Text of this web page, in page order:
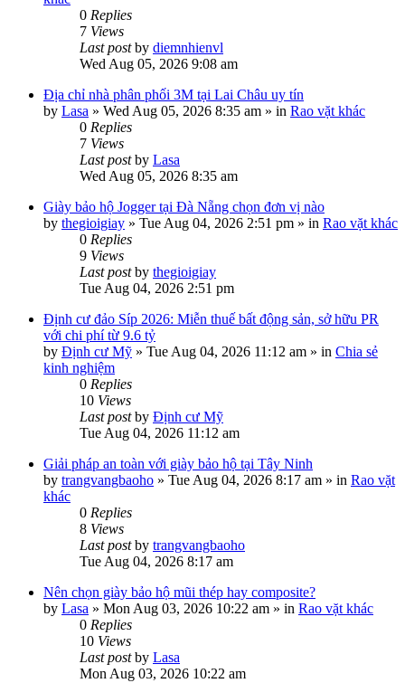
0 Replies
7 Views
Last postby diemnhienvl
Wed Aug 05, 2026 9:08 am
Địa chỉ nhà phân phối 3M tại Lai Châu uy tín
by Lasa » Wed Aug 05, 2026 8:35 am » in Rao vặt khác
0 Replies
7 Views
Last postby Lasa
Wed Aug 05, 2026 8:35 am
Giày bảo hộ Jogger tại Đà Nẵng chọn đơn vị nào
by thegioigiay » Tue Aug 04, 2026 2:51 pm » in Rao vặt khác
0 Replies
9 Views
Last postby thegioigiay
Tue Aug 04, 2026 2:51 pm
Định cư đảo Síp 2026: Miễn thuế bất động sản, sở hữu PR
với chi phí từ 9.6 tỷ
by Định cư Mỹ » Tue Aug 04, 2026 11:12 am » in Chia sẻ
kinh nghiệm
0 Replies
10 Views
Last postby Định cư Mỹ
Tue Aug 04, 2026 11:12 am
Giải pháp an toàn với giày bảo hộ tại Tây Ninh
by trangvangbaoho » Tue Aug 04, 2026 8:17 am » in Rao vặt
khác
0 Replies
8 Views
Last postby trangvangbaoho
Tue Aug 04, 2026 8:17 am
Nên chọn giày bảo hộ mũi thép hay composite?
by Lasa » Mon Aug 03, 2026 10:22 am » in Rao vặt khác
0 Replies
10 Views
Last postby Lasa
Mon Aug 03, 2026 10:22 am